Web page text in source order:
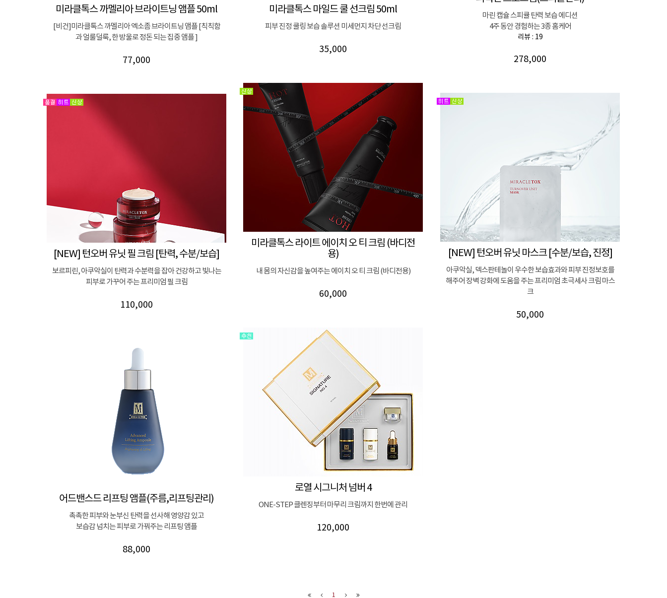
마린 캡슐 스피큘 탄력 보습 에디션
4주 동안 경험하는 3종 홈케어
리뷰 : 19
278,000
미라클톡스 까멜리아 브라이트닝 앰플 50ml
[비건]미라클톡스 까멜리아 엑소좀 브라이트닝 앰플 [칙칙함
과 얼룰덜룩, 한 방울로 정돈 되는 집중 앰플 ]
77,000
미라클톡스 마일드 쿨 선크림 50ml
피부 진정 쿨링 보습 솔루션 미세먼지 차단 선크림
35,000
미라클톡스 라이트 에이치 오 티 크림 (바디전
용)
내 몸의 자신감을 높여주는 에이치 오 티 크림 (바디전용)
60,000
[NEW] 턴오버 유닛 마스크 [수분/보습, 진정]
아쿠악실, 덱스판테놀이 우수한 보습효과와 피부 진정보호를
해주어 장벽 강화에 도움을 주는 프리미엄 초극세사 크림 마스
크
50,000
[NEW] 턴오버 유닛 필 크림 [탄력, 수분/보습]
보르피린, 아쿠악실이 탄력과 수분력을 잡아 건강하고 빛나는
피부로 가꾸어 주는 프리미엄 필 크림
110,000
로열 시그니처 넘버 4
ONE-STEP 클렌징부터 마무리 크림까지 한번에 관리
120,000
어드밴스드 리프팅 앰플(주름,리프팅관리)
촉촉한 피부와 눈부신 탄력을 선사해 영양감 있고
보습감 넘치는 피부로 가꿔주는 리프팅 앰플
88,000
1